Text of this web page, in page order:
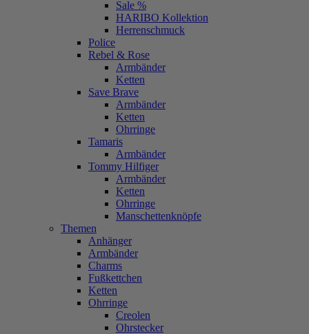
Sale %
HARIBO Kollektion
Herrenschmuck
Police
Rebel & Rose
Armbänder
Ketten
Save Brave
Armbänder
Ketten
Ohrringe
Tamaris
Armbänder
Tommy Hilfiger
Armbänder
Ketten
Ohrringe
Manschettenknöpfe
Themen
Anhänger
Armbänder
Charms
Fußkettchen
Ketten
Ohrringe
Creolen
Ohrstecker